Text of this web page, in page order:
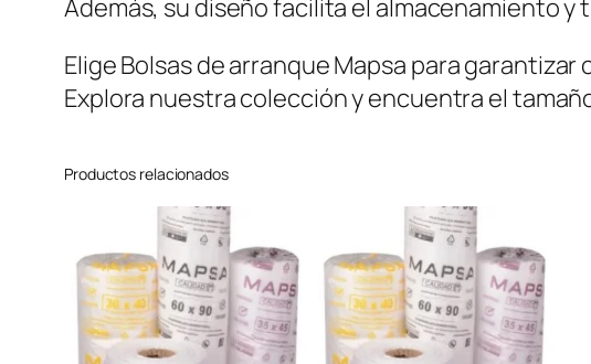
Además, su diseño facilita el almacenamiento
Elige Bolsas de arranque Mapsa para
Explora nuestra colección y encuentra el
Productos relacionados